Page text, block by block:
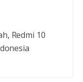
Redmi 10